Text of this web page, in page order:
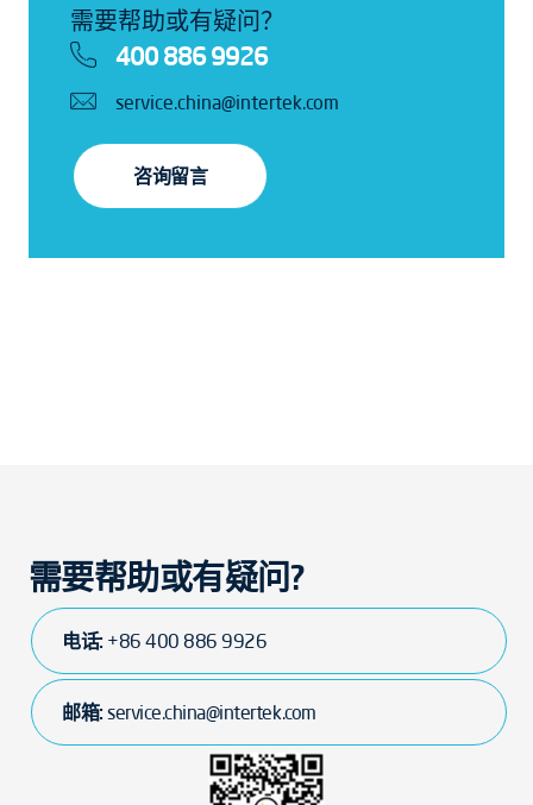
需要帮助或有疑问？
400 886 9926
service.china@intertek.com
咨询留言
需要帮助或有疑问?
电话: +86 400 886 9926
邮箱:service.china@intertek.com